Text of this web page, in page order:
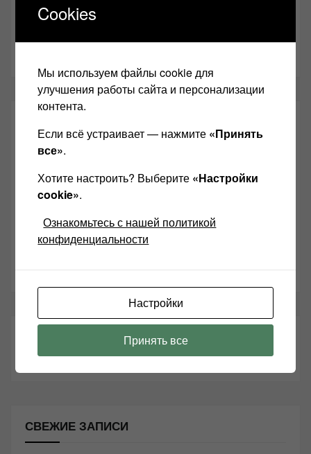
Александр Николаевич!
Винтажная Hi-Fi и High-End техника
Контакт
Одноклассники
СВЕЖИЕ ЗАПИСИ
Cookies
Мы используем файлы cookie для
улучшения работы сайта и персонализации
контента.
Если всё устраивает — нажмите «Принять
все».
Хотите настроить? Выберите «Настройки
cookie».
Ознакомьтесь с нашей политикой
конфиденциальности
Настройки
Принять все